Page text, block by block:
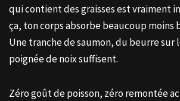
qui contient des graisses est vraiment
ça, ton corps absorbe beaucoup moins
Une tranche de saumon, du beurre sur
poignée de noix suffisent.
Zéro goût de poisson, zéro remontée